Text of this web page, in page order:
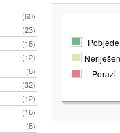
(60)
(23)
(18)
(12)
(6)
(32)
(12)
(16)
(8)
Pobjede
Porazi